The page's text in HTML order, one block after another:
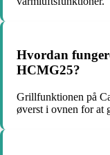
Hvordan
HCMG25?
Grillfunktionen på
øverst i ovnen for at